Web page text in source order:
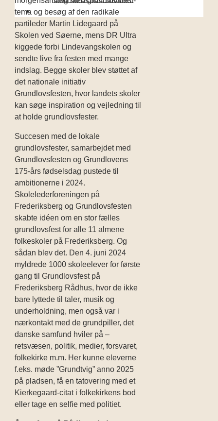
tema og besøg af den radikale
partileder Martin Lidegaard på
Skolen ved Søerne, mens DR Ultra
kiggede forbi Lindevangskolen og
sendte live fra festen med mange
indslag. Begge skoler blev støttet af
det nationale initiativ
Grundlovsfesten, hvor landets skoler
kan søge inspiration og vejledning til
at holde grundlovsfester.
Succesen med de lokale
grundlovsfester, samarbejdet med
Grundlovsfesten og Grundlovens
175-års fødselsdag pustede til
ambitionerne i 2024.
Skolelederforeningen på
Frederiksberg og Grundlovsfesten
skabte idéen om en stor fælles
grundlovsfest for alle 11 almene
folkeskoler på Frederiksberg. Og
sådan blev det. Den 4. juni 2024
myldrede 1000 skoleelever for første
gang til Grundlovsfest på
Frederiksberg Rådhus, hvor de ikke
bare lyttede til taler, musik og
underholdning, men også var i
nærkontakt med de grundpiller, det
danske samfund hviler på –
retsvæsen, politik, medier, forsvaret,
folkekirke m.m. Her kunne eleverne
f.eks. møde ”Grundtvig” anno 2025
på pladsen, få en tatovering med et
Kierkegaard-citat i folkekirkens bod
eller tage en selfie med politiet.